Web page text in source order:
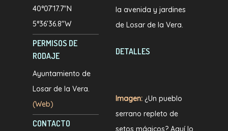
40°07’17.7″N
5°36’36.8″W
PERMISOS DE
RODAJE
Ayuntamiento de
Losar de la Vera.
(Web)
CONTACTO
la avenida y jardines
de Losar de la Vera.
DETALLES
Imagen: ¿Un pueblo
serrano repleto de
setos mágicos? Aquí lo